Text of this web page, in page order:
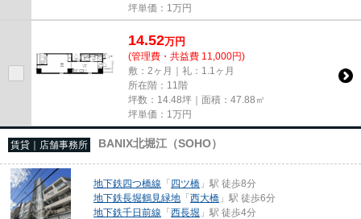
坪単価： 1 万円
14.52万円
(管理費・共益費 11,000円)
敷：2ヶ月｜礼：1.1ヶ月
所在階：11階
坪数：14.48坪｜面積：47.88㎡
坪単価： 1 万円
賃貸｜店舗事務所 BANIX北堀江（SOHO）
地下鉄四つ橋線 「四ツ橋 」駅 徒歩8分
地下鉄長堀鶴見緑地 「西大橋 」駅 徒歩6分
地下鉄千日前線 「西長堀 」駅 徒歩4分